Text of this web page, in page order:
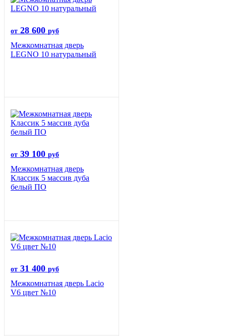
от 28 600 руб
Межкомнатная дверь
LEGNO 10 натуральный
от 39 100 руб
Межкомнатная дверь
Классик 5 массив дуба
белый ПО
от 31 400 руб
Межкомнатная дверь Lacio
V6 цвет №10